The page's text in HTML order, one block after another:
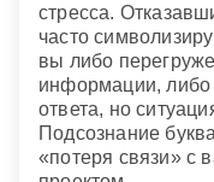
стресса.
часто
вы либо
информации, либо
ответа, но
Подсознание
«потеря связи» с